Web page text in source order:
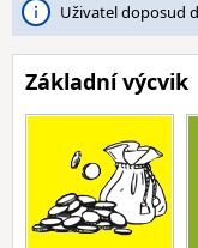
Uživatel doposud
Základní výcvik